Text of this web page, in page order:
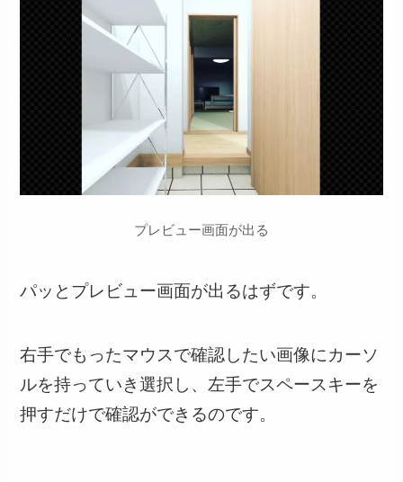
プレビュー画面が出る
パッとプレビュー画面が出るはずです。
右手でもったマウスで確認したい画像にカーソ
ルを持っていき選択し、左手でスペースキーを
押すだけで確認ができるのです。